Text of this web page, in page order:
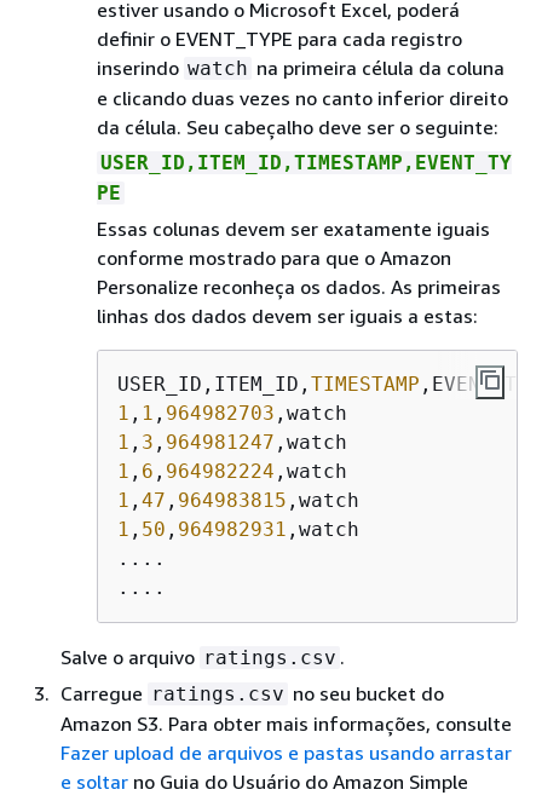
estiver usando o Microsoft Excel, poderá
definir o EVENT_TYPE para cada registro
inserindo watch na primeira célula da coluna
e clicando duas vezes no canto inferior direito
da célula. Seu cabeçalho deve ser o seguinte:
USER_ID,ITEM_ID,TIMESTAMP,EVENT_TY
PE
Essas colunas devem ser exatamente iguais
conforme mostrado para que o Amazon
Personalize reconheça os dados. As primeiras
linhas dos dados devem ser iguais a estas:
USER_ID,ITEM_ID, TIMESTAMP
1 , 1 , 964982703
1 , 3 , 964981247
1 , 6 , 964982224
1 , 47 , 964983815
1 , 50 , 964982931 ,watch
....
....
Salve o arquivo ratings.csv .
Carregue ratings.csv no seu bucket do
Amazon S3. Para obter mais informações, consulte
Fazer upload de arquivos e pastas usando arrastar
e soltar no Guia do Usuário do Amazon Simple